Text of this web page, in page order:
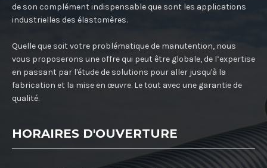
de son complément indispensable que sont les applications
industrielles des élastomères.
Quelle que soit votre problématique de manutention, nous
vous proposerons une offre qui peut être globale, de l’expertise
en passant par l'étude de solutions pour aller jusqu'à la
fabrication et la mise en œuvre. Le tout avec une garantie de
qualité.
HORAIRES D'OUVERTURE